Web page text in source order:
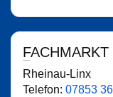
Rheinau-Linx
Telefon: 07853